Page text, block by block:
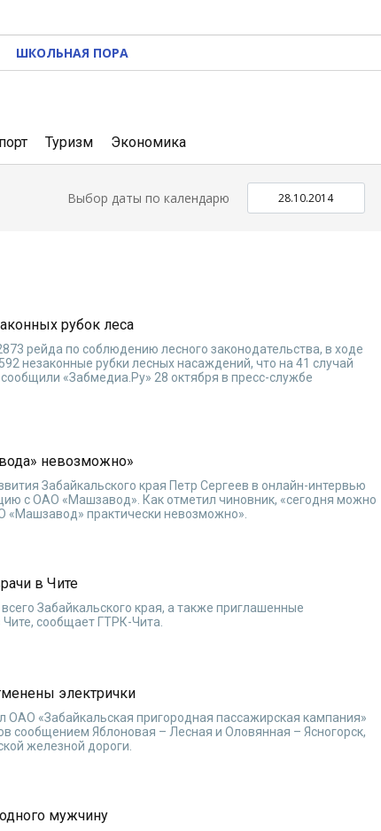
ШКОЛЬНАЯ ПОРА
Туризм Экономика
Выбор даты по календарю
рубок леса
рейда по соблюдению лесного законодательства, в ходе
незаконные рубки лесных насаждений, что на 41 случай
«Забмедиа.Ру» 28 октября в пресс-службе
невозможно»
Забайкальского края Петр Сергеев в онлайн-интервью
с ОАО «Машзавод». Как отметил чиновник, «сегодня можно
«Машзавод» практически невозможно».
в Чите
Забайкальского края, а также приглашенные
сообщает ГТРК-Чита.
электрички
ОАО «Забайкальская пригородная пассажирская кампания»
сообщением Яблоновая – Лесная и Оловянная – Ясногорск,
железной дороги.
мужчину